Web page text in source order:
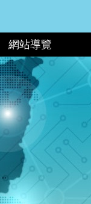
網站導覽